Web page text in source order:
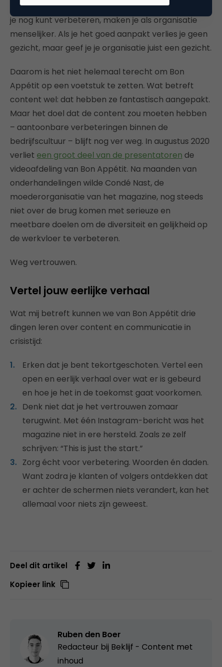
fouten toegeven, zelfkritisch zijn, en toegeven wat
je nog kunt verbeteren, maken je als organisatie
menselijker. Als je het goed aanpakt verlies je geen
gezicht, maar geef je je organisatie juist een gezicht.
Daarom is het niet helemaal terecht om Bon
Appétit op een voetstuk te zetten. Wat betreft
content wel: dat hebben ze fantastisch aangepakt.
Maar het doel dat de content zou moeten hebben
– aantoonbare verbeteringen binnen de
bedrijfscultuur – blijft nog ver weg. In augustus 2020
verliet een groot deel van de presentatoren de
videoafdeling van Bon Appétit. Na maanden van
onderhandelingen wilde Condé Nast, de
moederorganisatie van het magazine, nog steeds
niet over de brug komen met serieuze en
meetbare doelen om de diversiteit en gelijkheid op
de werkvloer te verbeteren.
Weg vertrouwen.
Vertel jouw eerlijke verhaal
Wat mij betreft kunnen we van Bon Appétit drie
dingen leren over content en communicatie in
crisistijd:
Erken dat je bent tekortgeschoten. Vertel een
open en eerlijk verhaal over wat er is gebeurd
en hoe je het in de toekomst gaat voorkomen.
Denk niet dat je het vertrouwen zomaar
terugwint. Met één Instagram-bericht was het
magazine niet in ere hersteld. Zoals ze zelf
schrijven: “This is just the start.”
Zorg écht voor verbetering. Woorden én daden.
Want zodra je klanten of volgers ontdekken dat
er achter de schermen niets verandert, kan het
allemaal voor niets zijn geweest.
Deel dit artikel
Kopieer link
Ruben den Boer
Redacteur bij Beklijf - Content met
inhoud